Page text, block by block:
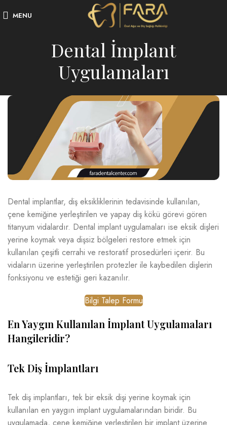
MENU
Dental İmplant
Uygulamaları
Dental implantlar, diş eksikliklerinin tedavisinde kullanılan,
çene kemiğine yerleştirilen ve yapay diş kökü görevi gören
titanyum vidalardır. Dental implant uygulamaları ise eksik dişleri
yerine koymak veya dişsiz bölgeleri restore etmek için
kullanılan çeşitli cerrahi ve restoratif prosedürleri içerir. Bu
vidaların üzerine yerleştirilen protezler ile kaybedilen dişlerin
fonksiyonu ve estetiği geri kazanılır.
Bilgi Talep Formu
En Yaygın Kullanılan İmplant Uygulamaları
Hangileridir?
Tek Diş İmplantları
Tek diş implantları, tek bir eksik dişi yerine koymak için
kullanılan en yaygın implant uygulamalarından biridir. Bu